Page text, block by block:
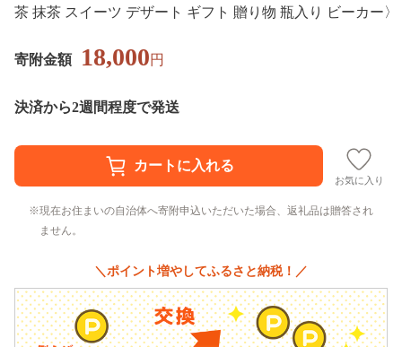
茶 抹茶 スイーツ デザート ギフト 贈り物 瓶入り ビーカー〉
寄附金額 18,000円
決済から2週間程度で発送
お気に入り
現在お住まいの自治体へ寄附申込いただいた場合、返礼品は贈答され
ません。
＼ポイント増やしてふるさと納税！／